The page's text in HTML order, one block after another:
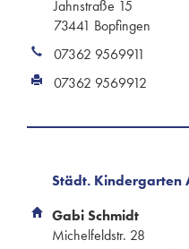
Jahnstraße 15
73441 Bopfingen
07362 9569911
07362 9569912
Städt. Kindergarten
Gabi Schmidt
Michelfeldstr. 28